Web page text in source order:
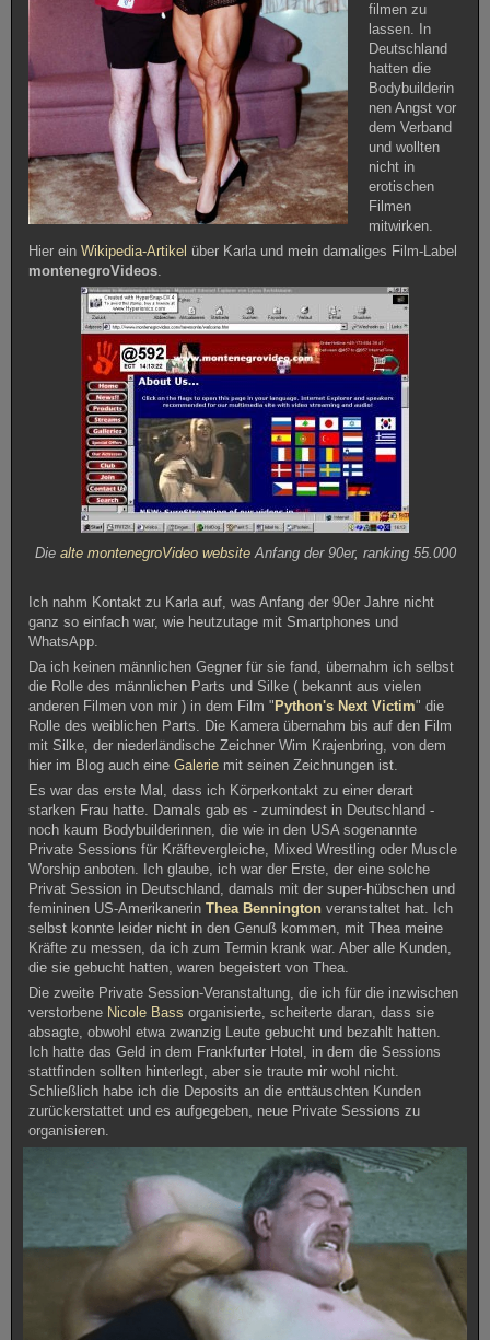
filmen zu
lassen. In
Deutschland
hatten die
Bodybuilderin
nen Angst vor
dem Verband
und wollten
nicht in
erotischen
Filmen
mitwirken.
Hier einWikipedia-Artikel über Karla und mein damaliges Film-Label
montenegroVideos.
Die alte montenegroVideo websiteAnfang der 90er, ranking 55.000
Ich nahm Kontakt zu Karla auf, was Anfang der 90er Jahre nicht
ganz so einfach war, wie heutzutage mit Smartphones und
WhatsApp.
Da ich keinen männlichen Gegner für sie fand, übernahm ich selbst
die Rolle des männlichen Parts und Silke ( bekannt aus vielen
anderen Filmen von mir ) in dem Film " Python's Next Victim" die
Rolle des weiblichen Parts. Die Kamera übernahm bis auf den Film
mit Silke, der niederländische Zeichner Wim Krajenbring, von dem
hier im Blog auch eineGalerie mit seinen Zeichnungen ist.
Es war das erste Mal, dass ich Körperkontakt zu einer derart
starken Frau hatte. Damals gab es - zumindest in Deutschland -
noch kaum Bodybuilderinnen, die wie in den USA sogenannte
Private Sessions für Kräftevergleiche, Mixed Wrestling oder Muscle
Worship anboten. Ich glaube, ich war der Erste, der eine solche
Privat Session in Deutschland, damals mit der super-hübschen und
femininen US-AmerikanerinThea Bennington veranstaltet hat. Ich
selbst konnte leider nicht in den Genuß kommen, mit Thea meine
Kräfte zu messen, da ich zum Termin krank war. Aber alle Kunden,
die sie gebucht hatten, waren begeistert von Thea.
Die zweite Private Session-Veranstaltung, die ich für die inzwischen
verstorbene Nicole Bass organisierte, scheiterte daran, dass sie
absagte, obwohl etwa zwanzig Leute gebucht und bezahlt hatten.
Ich hatte das Geld in dem Frankfurter Hotel, in dem die Sessions
stattfinden sollten hinterlegt, aber sie traute mir wohl nicht.
Schließlich habe ich die Deposits an die enttäuschten Kunden
zurückerstattet und es aufgegeben, neue Private Sessions zu
organisieren.